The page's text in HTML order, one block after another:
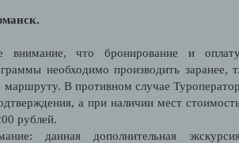
что бронирование и
необходимо производить заранее,
маршруту. В противном случае
а при наличии мест
рублей.
данная дополнительная